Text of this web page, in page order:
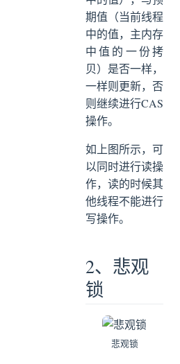
期值（当前线程
中的值，主内存
中值的一份拷
贝）是否一样，
一样则更新，否
则继续进行CAS
操作。
如上图所示，可
以同时进行读操
作，读的时候其
他线程不能进行
写操作。
2、悲观
锁
悲观锁